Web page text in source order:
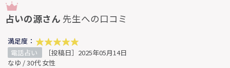
占いの源さん 先生への口コミ
満足度：
電話占い
［投稿日］2025年05月14日
なゆ / 30代 女性